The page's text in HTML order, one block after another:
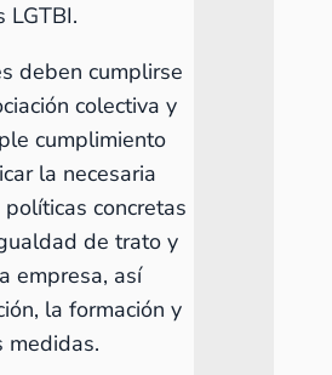
LGTBI.
deben cumplirse
colectiva y
cumplimiento
la necesaria
concretas
de trato y
empresa, así
la formación y
medidas.